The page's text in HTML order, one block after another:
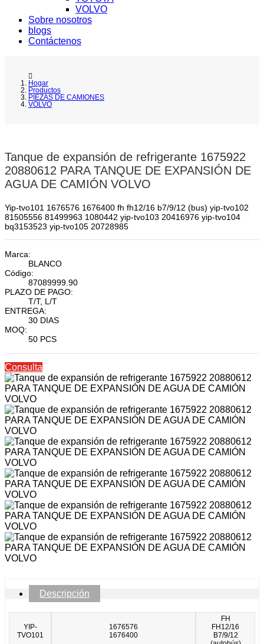
VOLVO
Sobre nosotros
blogs
Contáctenos
Hogar
Productos
PIEZAS DE CAMIONES
VOLVO
Tanque de expansión de refrigerante 1675922
20880612 PARA TANQUE DE EXPANSIÓN DE
AGUA DE CAMIÓN VOLVO
Yip-tvo101 1676576 1676400 fh fh12/16 b7/9/12 (bus) yip-tvo102
81505556 81499963 1080442 yip-tvo103 20416976 yip-tvo104
bq3153523 yip-tvo105 20728985
Marca:
BLANCO
Código:
87089999.90
PLAZO DE PAGO:
T/T, L/T
ENTREGA:
30 DIAS
MOQ:
50 PCS
Consulta
Descripción
YIP-
TVO101
1676576
1676400
FH
FH12/16
B7/9/12